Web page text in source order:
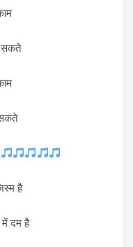
सकते
है
दम है